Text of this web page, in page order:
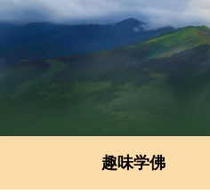
趣味学佛